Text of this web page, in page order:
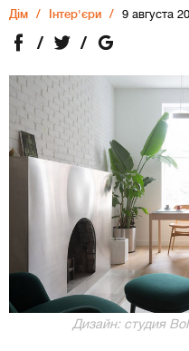
Дiм Інтер'єри 9 августа
Дизайн: студия